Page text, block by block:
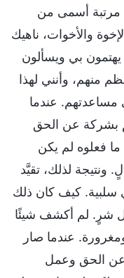
أسمى من
والأخوات، ناهيك
يهتمون بي ويسألون
منهم، وأنني لهذا
مساعدتهم. عندما
بشركة عن الحق
ما فعلوه لم يكن
ونتيجة لذلك، تقيَّد
سلبية. كيف كان ذلك
شرٍ. لم أكشف شيئًا
عندما صار
عن الحق وعمل